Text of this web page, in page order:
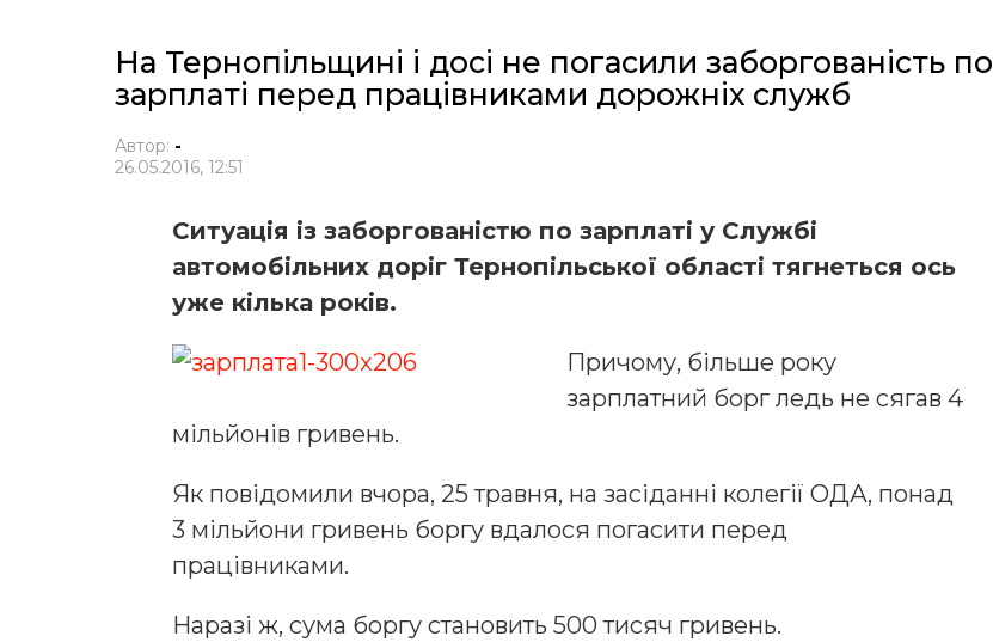
На Тернопільщині і досі не погасили заборгованість по
зарплаті перед працівниками дорожніх служб
Автор: -
26.05.2016, 12:51
Ситуація із заборгованістю по зарплаті у Службі
автомобільних доріг Тернопільської області тягнеться ось
уже кілька років.
Причому, більше року
зарплатний борг ледь не сягав 4
мільйонів гривень.
Як повідомили вчора, 25 травня, на засіданні колегії ОДА, понад
3 мільйони гривень боргу вдалося погасити перед
працівниками.
Наразі ж, сума боргу становить 500 тисяч гривень.